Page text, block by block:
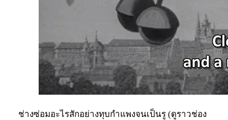
ช่างซ่อมอะไรสักอย่างทุบกำแพงจนเป็นรู (ดูราวช่อง